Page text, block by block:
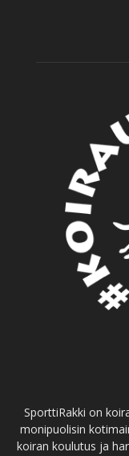
SporttiRakki on
monipuolisin
koiran koulutus ja